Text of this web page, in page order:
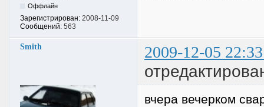
Оффлайн
Зарегистрирован: 2008-11-09
Сообщений: 563
Smith 2009-12-05
вчера вечерком